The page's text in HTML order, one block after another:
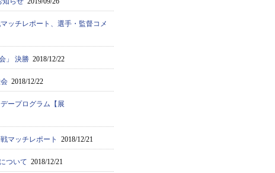
ッチレポート、選手・監督コメ
」 決勝 2018/12/22
2018/12/22
ープログラム【展
マッチレポート 2018/12/21
ついて 2018/12/21